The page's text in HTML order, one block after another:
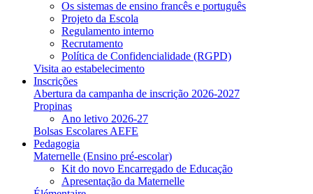
Os sistemas de ensino francês e português
Projeto da Escola
Regulamento interno
Recrutamento
Política de Confidencialidade (RGPD)
Visita ao estabelecimento
Inscrições
Abertura da campanha de inscrição 2026-2027
Propinas
Ano letivo 2026-27
Bolsas Escolares AEFE
Pedagogia
Maternelle (Ensino pré-escolar)
Kit do novo Encarregado de Educação
Apresentação da Maternelle